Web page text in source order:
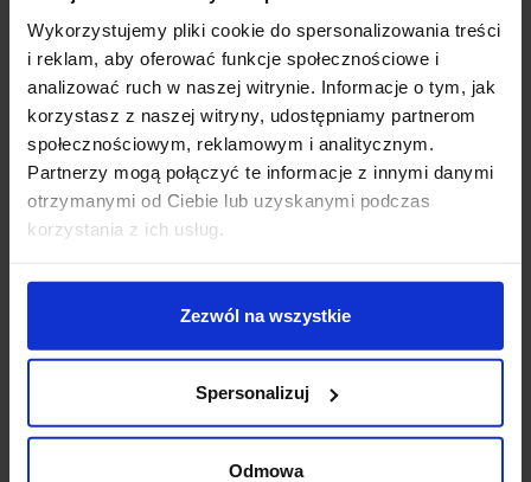
Wykorzystujemy pliki cookie do spersonalizowania treści
i reklam, aby oferować funkcje społecznościowe i
analizować ruch w naszej witrynie. Informacje o tym, jak
korzystasz z naszej witryny, udostępniamy partnerom
społecznościowym, reklamowym i analitycznym.
Partnerzy mogą połączyć te informacje z innymi danymi
otrzymanymi od Ciebie lub uzyskanymi podczas
korzystania z ich usług.
Zezwól na wszystkie
Spersonalizuj
Odmowa
Dane techniczne:
Źródło światła LED SMD
Moc 7W
Zasilanie 220-240V AC
Wysokość 9 cm
Długość 20 cm
Głębokość 3,6 cm
Strumień świetlny 105lm
Kolor biały, czarny, antracyt
Klasa szczelności IP54
Dodatkowe informacje: